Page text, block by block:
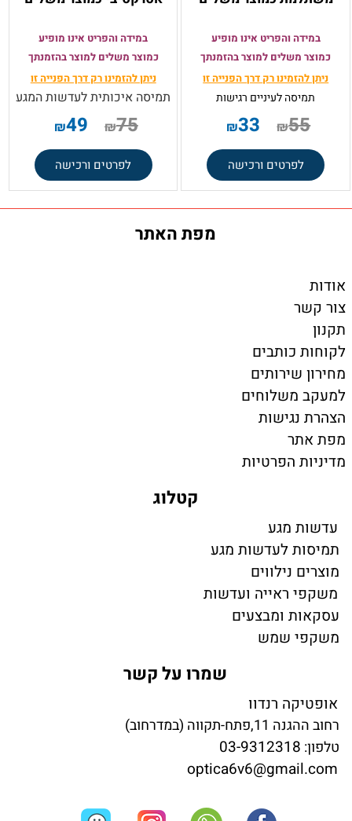
במידה והפריט אינו מופיע
כמוצר משלים למוצר בהזמנתך
ניתן להזמינו רק דרך הפנייה זו
תמיסהלעיניים רגישות
₪55
₪33
לפרטים ורכישה
במידה והפריט אינו מופיע
כמוצר משלים למוצר בהזמנתך
ניתן להזמינו רק דרך הפנייה זו
תמיסה איכותית לעדשות המגע
₪75
₪49
לפרטים ורכישה
מפת האתר
אודות
צור קשר
תקנון
לקוחות כותבים
מחירון שירותים
למעקב משלוחים
הצהרת נגישות
מפת אתר
מדיניות הפרטיות
קטלוג
עדשות מגע
תמיסות לעדשות מגע
מוצרים נילווים
משקפי ראייה ועדשות
עסקאות ומבצעים
משקפי שמש
שמרו על קשר
אופטיקה רנדוו
רחוב ההגנה 11,פתח-תקווה (במדרחוב)
טלפון: 03-9312318